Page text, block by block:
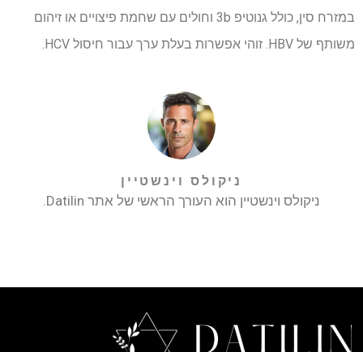
במזרח סין, כולל גנוטיפ 3b וחולים עם שחמת פיצויים או זיהום
משותף של HBV. זוהי אפשרות בעלת ערך עבור חיסול HCV.
ניקולס וינשטיין
ניקולס וינשטיין הוא העורך הראשי של אתר Datilin.